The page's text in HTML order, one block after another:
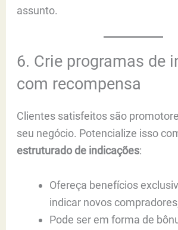
assunto.
6. Crie programas de
com recompensa
Clientes satisfeitos são
seu negócio. Potencialize isso
estruturado de indicações:
Ofereça benefícios
indicar novos
Pode ser em forma de